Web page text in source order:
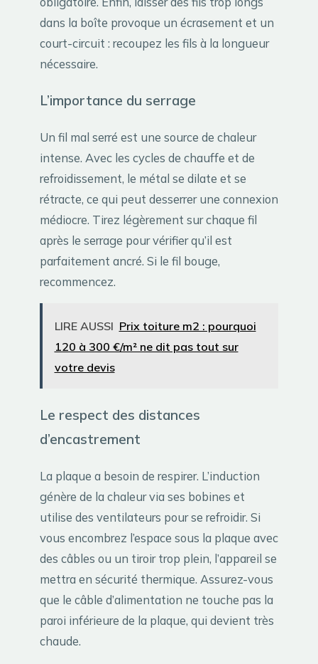
dans la boîte provoque un écrasement et un
court-circuit : recoupez les fils à la longueur
nécessaire.
L’importance du serrage
Un fil mal serré est une source de chaleur
intense. Avec les cycles de chauffe et de
refroidissement, le métal se dilate et se
rétracte, ce qui peut desserrer une connexion
médiocre. Tirez légèrement sur chaque fil
après le serrage pour vérifier qu’il est
parfaitement ancré. Si le fil bouge,
recommencez.
LIRE AUSSI Prix toiture m2 : pourquoi
120 à 300 €/m² ne dit pas tout sur
votre devis
Le respect des distances
d’encastrement
La plaque a besoin de respirer. L’induction
génère de la chaleur via ses bobines et
utilise des ventilateurs pour se refroidir. Si
vous encombrez l’espace sous la plaque avec
des câbles ou un tiroir trop plein, l’appareil se
mettra en sécurité thermique. Assurez-vous
que le câble d’alimentation ne touche pas la
paroi inférieure de la plaque, qui devient très
chaude.